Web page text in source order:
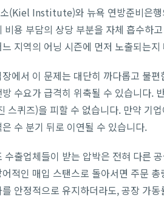
(Kiel Institute)와 뉴욕 연방준비은
비용 부담의 상당 부분을 자체 흡수하
지역의 어닝 시즌에 먼저 노출되는
에서 이 문제는 대단히 까다롭고 불
수요가 급격히 위축될 수 있습니다.
스퀴즈)을 피할 수 없습니다. 만약 기
수 분기 뒤로 이연될 수 있습니다.
수출업체들이 받는 압박은 전혀 다른
적인 매입 스탠스로 돌아서면 주문
안정적으로 유지하더라도, 공장 가